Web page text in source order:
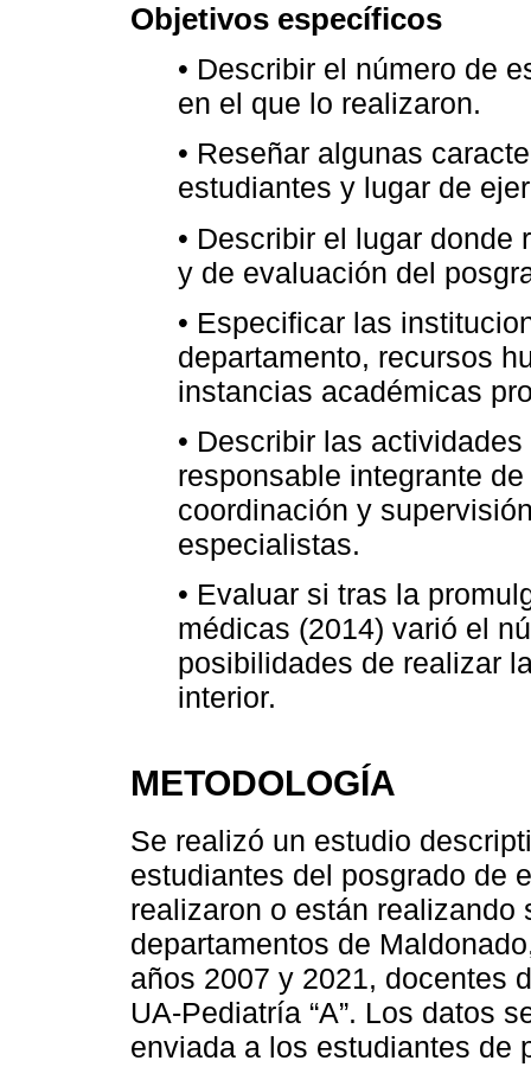
Objetivos específicos
• Describir el número de
en el que lo realizaron.
• Reseñar algunas
estudiantes y lugar de
• Describir el lugar
y de evaluación del
• Especificar las
departamento, recursos
instancias académicas
• Describir las
responsable integrante
coordinación y
especialistas.
• Evaluar si tras la
médicas (2014) varió el
posibilidades de realizar
interior.
METODOLOGÍA
Se realizó un estudio
estudiantes del posgrado de
realizaron o están
departamentos de
años 2007 y 2021, docentes
UA-Pediatría “A”. Los datos
enviada a los estudiantes de